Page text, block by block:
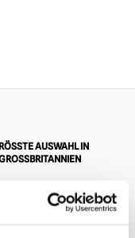
AUSWAHL IN G
ANFRAGEN